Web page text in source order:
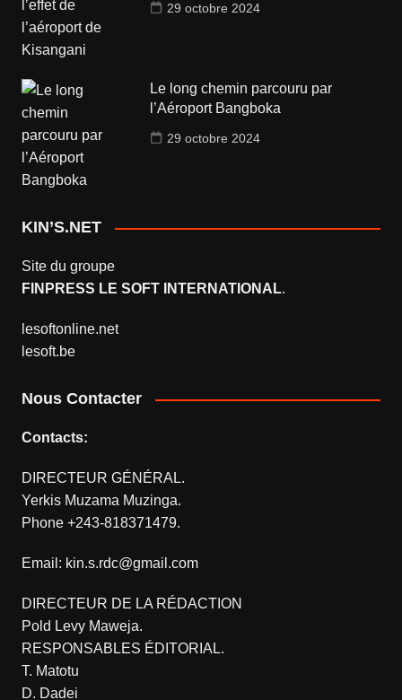
29 octobre 2024
Le long chemin parcouru par
l’Aéroport Bangboka
29 octobre 2024
KIN’S.NET
Site du groupe
FINPRESS LE SOFT INTERNATIONAL.
lesoftonline.net
lesoft.be
Nous Contacter
Contacts:
DIRECTEUR GÉNÉRAL.
Yerkis Muzama Muzinga.
Phone +243-818371479.
Email: kin.s.rdc@gmail.com
DIRECTEUR DE LA RÉDACTION
Pold Levy Maweja.
RESPONSABLES ÉDITORIAL.
T. Matotu
D. Dadei